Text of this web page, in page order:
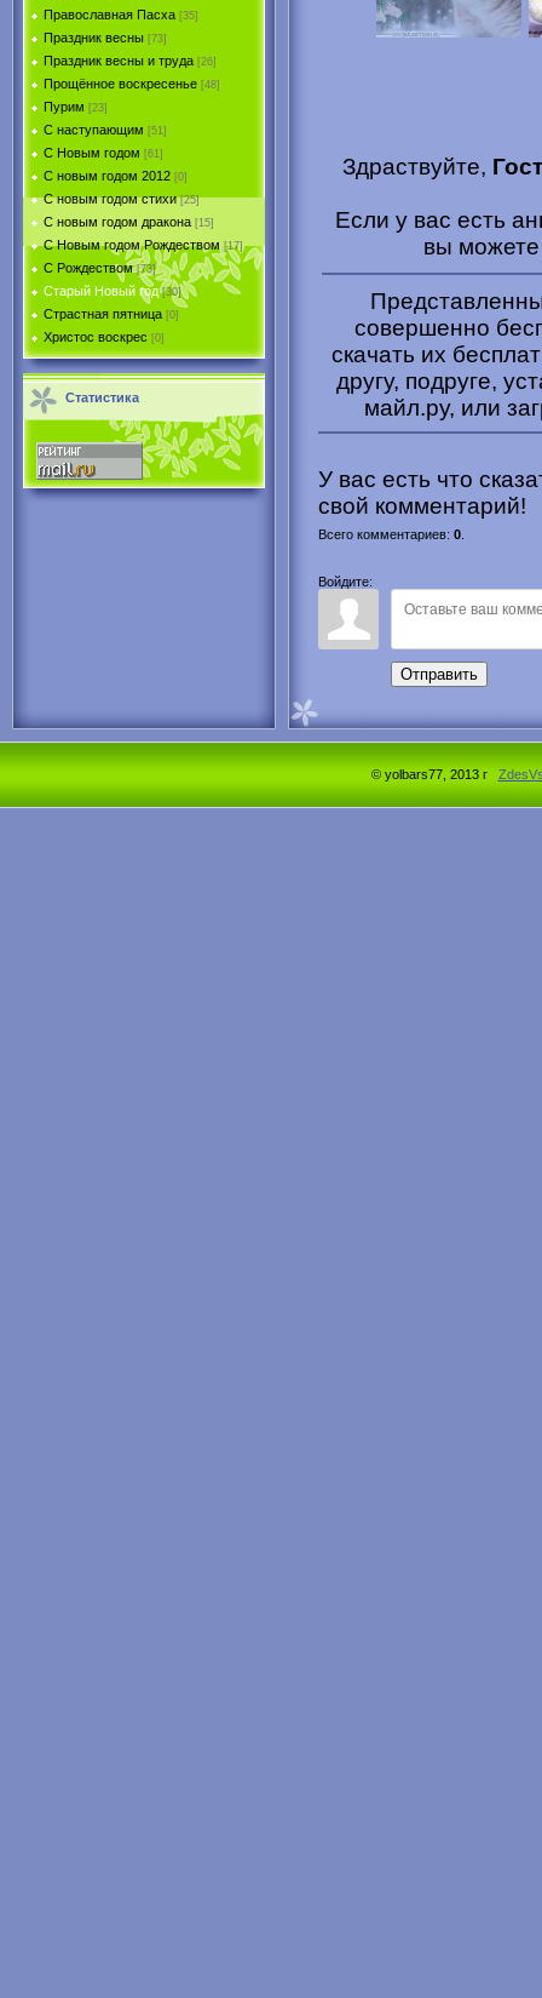
Православная Пасха [35]
Праздник весны [73]
Праздник весны и труда [26]
Прощённое воскресенье [48]
Пурим [23]
C наступающим [51]
С Новым годом [61]
С новым годом 2012 [0]
С новым годом стихи [25]
С новым годом дракона [15]
C Новым годом Рождеством [17]
С Рождеством [73]
Старый Новый год [30]
Страстная пятница [0]
Христоc воскрес [0]
Статистика
Здраствуйте,
Если у вас есть
вы
совершенно
скачать их
другу, подруге,
майл.ру, или
У вас есть что
свой комментарий!
Всего комментариев: 0
Войдите:
Отправить
© yolbars77, 2013 г